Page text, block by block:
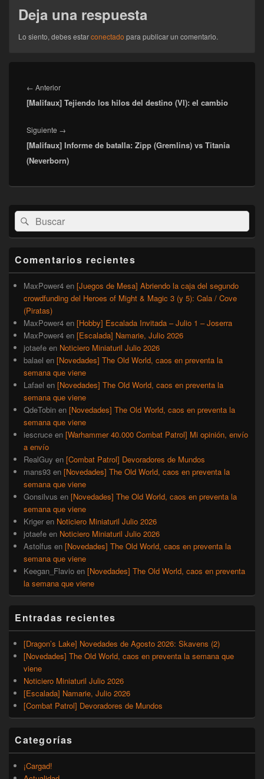
Deja una respuesta
Lo siento, debes estarconectado para publicar un comentario.
de
entradas
← AnteriorEntrada
anterior:
[Malifaux] Tejiendo los hilos del destino (VI): el cambio
Siguiente →
siguiente:
[Malifaux] Informe de batalla: Zipp (Gremlins) vs Titania
(Neverborn)
El
área
de
widget
lateral
primaria
Buscar
por:
Buscar
Comentarios recientes
MaxPower4 en [Juegos de Mesa] Abriendo la caja del segundo
crowdfunding del Heroes of Might & Magic 3 (y 5): Cala / Cove
(Piratas)
MaxPower4 en [Hobby] Escalada Invitada – Julio 1 – Joserra
MaxPower4 en [Escalada] Namarie, Julio 2026
jotaefe en Noticiero Miniaturil Julio 2026
balael en [Novedades] The Old World, caos en preventa la
semana que viene
Lafael en [Novedades] The Old World, caos en preventa la
semana que viene
QdeTobin en [Novedades] The Old World, caos en preventa la
semana que viene
iescruce en [Warhammer 40.000 Combat Patrol] Mi opinión, envío
a envío
RealGuy en [Combat Patrol] Devoradores de Mundos
mans93 en [Novedades] The Old World, caos en preventa la
semana que viene
Gonsilvus en [Novedades] The Old World, caos en preventa la
semana que viene
Kriger en Noticiero Miniaturil Julio 2026
jotaefe en Noticiero Miniaturil Julio 2026
Astolfus en [Novedades] The Old World, caos en preventa la
semana que viene
Keegan_Flavio en [Novedades] The Old World, caos en preventa
la semana que viene
Entradas recientes
[Dragon’s Lake] Novedades de Agosto 2026: Skavens (2)
[Novedades] The Old World, caos en preventa la semana que
viene
Noticiero Miniaturil Julio 2026
[Escalada] Namarie, Julio 2026
[Combat Patrol] Devoradores de Mundos
Categorías
¡Cargad!